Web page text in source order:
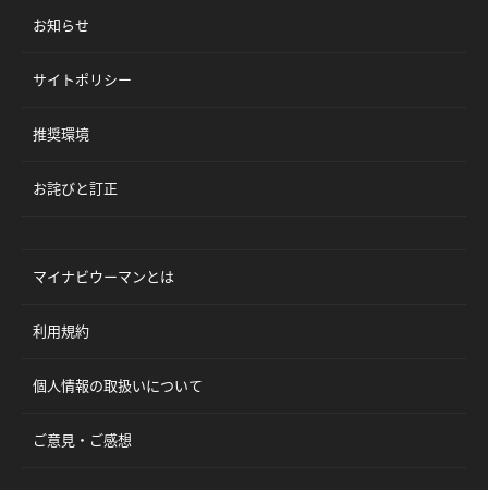
お知らせ
サイトポリシー
推奨環境
お詫びと訂正
マイナビウーマンとは
利用規約
個人情報の取扱いについて
ご意見・ご感想